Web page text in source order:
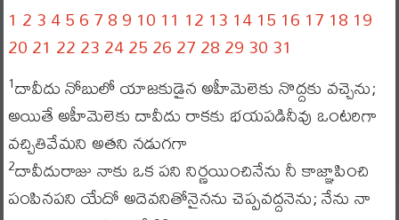
1 23456789 10 11 12 13 1415 16 17 18 19
2021 22232425262728293031
1దావీదు నోబులో యాజకుడైన అహీమెలెకు నొద్దకు వచ్చెను;
అయితే అహీమెలెకు దావీదు రాకకు భయపడినీవు ఒంటరిగా
వచ్చితివేమని అతని నడుగగా
2దావీదురాజు నాకు ఒక పని నిర్ణయించినేను నీ కాజ్ఞాపించి
పంపినపని యేదో అదెవనితోనైనను చెప్పవద్దనెను; నేను నా